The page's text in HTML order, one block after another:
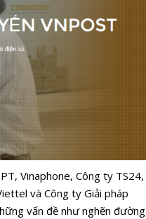
Vinaphone, Công ty TS24,
và Công ty Giải pháp
vấn đề như nghẽn đường